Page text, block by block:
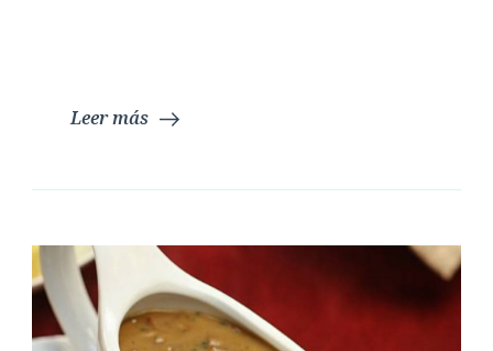
Leer más